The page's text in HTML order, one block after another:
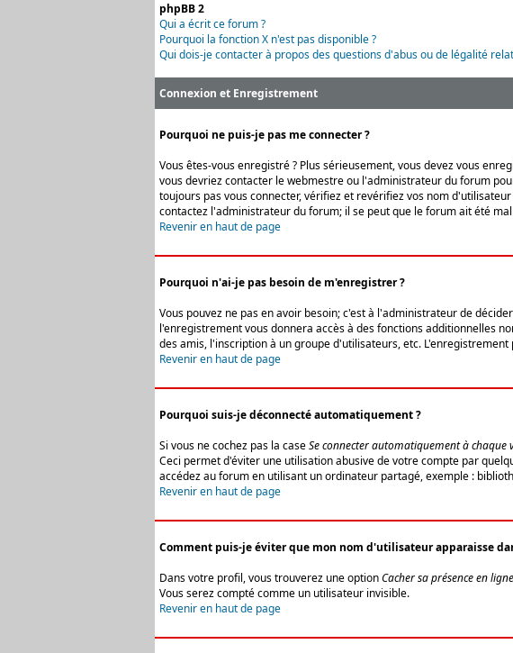
phpBB 2
Qui a écrit ce forum ?
Pourquoi la fonction X n'est pas disponible ?
Qui dois-je contacter à propos des questions d'abus ou de légalité
Connexion et Enregistrement
Pourquoi ne puis-je pas me connecter ?
Vous êtes-vous enregistré ? Plus sérieusement, vous devez vous
vous devriez contacter le webmestre ou l'administrateur du forum
toujours pas vous connecter, vérifiez et revérifiez vos nom
contactez l'administrateur du forum; il se peut que le forum ait été
Revenir en haut de page
Pourquoi n'ai-je pas besoin de m'enregistrer ?
Vous pouvez ne pas en avoir besoin; c'est à l'administrateur de
l'enregistrement vous donnera accès à des fonctions additionnelles
des amis, l'inscription à un groupe d'utilisateurs, etc.
Revenir en haut de page
Pourquoi suis-je déconnecté automatiquement ?
Si vous ne cochez pas la caseSe connecter automatiquement à chaque
Ceci permet d'éviter une utilisation abusive de votre compte par
accédez au forum en utilisant un ordinateur partagé, exemple :
Revenir en haut de page
Comment puis-je éviter que mon nom d'utilisateur apparaisse
Dans votre profil, vous trouverez une optionCacher sa présence en ligne
Vous serez compté comme un utilisateur invisible.
Revenir en haut de page